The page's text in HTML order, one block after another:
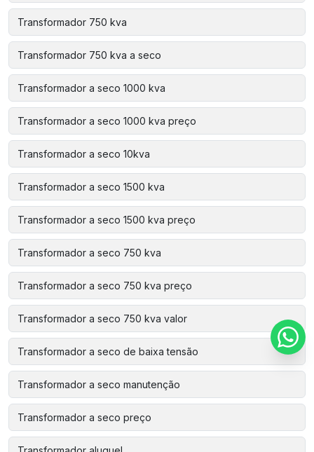
Transformador 750 kva
Transformador 750 kva a seco
Transformador a seco 1000 kva
Transformador a seco 1000 kva preço
Transformador a seco 10kva
Transformador a seco 1500 kva
Transformador a seco 1500 kva preço
Transformador a seco 750 kva
Transformador a seco 750 kva preço
Transformador a seco 750 kva valor
Transformador a seco de baixa tensão
Transformador a seco manutenção
Transformador a seco preço